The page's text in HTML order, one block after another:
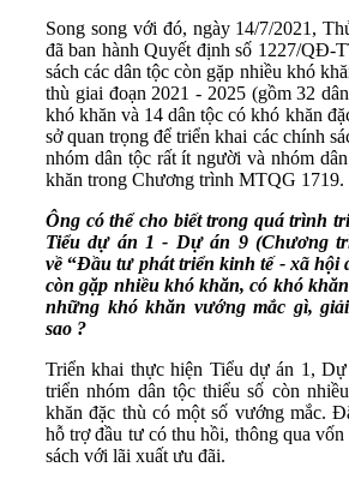
Song song với đó, ngày 14/7/2021,
đã ban hành Quyết định số 1227/QĐ-
sách các dân tộc còn gặp nhiều khó
thù giai đoạn 2021 - 2025 (gồm 32
khó khăn và 14 dân tộc có khó khăn
sở quan trọng để triển khai các chính
nhóm dân tộc rất ít người và nhóm
khăn trong Chương trình MTQG 1719.
Ông có thể cho biết trong quá trình
Tiểu dự án 1 - Dự án 9 (Chương
về“Đầu tư phát triển kinh tế - xã hội
còn gặp nhiều khó khăn, có khó
những khó khăn vướng mắc gì,
sao ?
Triển khai thực hiện Tiểu dự án 1,
triển nhóm dân tộc thiểu số còn
khăn đặc thù có một số vướng mắc.
hỗ trợ đầu tư có thu hồi, thông qua
sách với lãi xuất ưu đãi.